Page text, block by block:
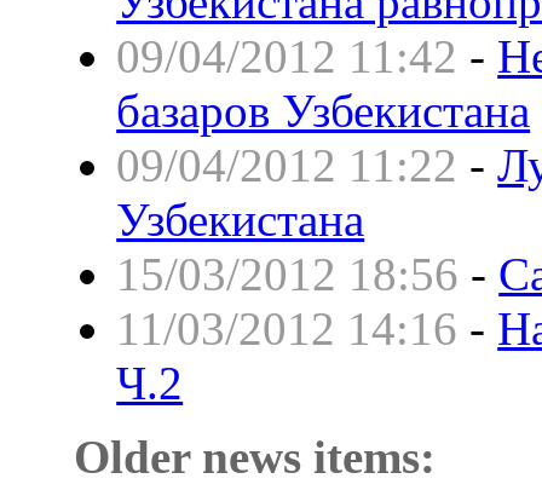
09/04/2012 11:42 -
базаров Узбекистана
09/04/2012 11:22 -
Узбекистана
15/03/2012 18:56 -
11/03/2012 14:16 -
Ч.2
Older news items: